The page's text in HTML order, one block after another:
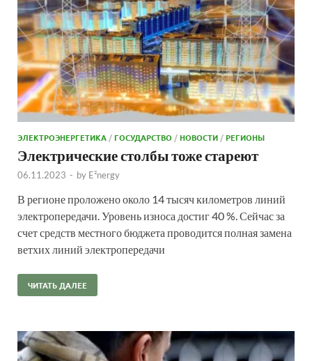
ЭЛЕКТРОЭНЕРГЕТИКА /ГОСУДАРСТВО /НОВОСТИ /РЕГИОНЫ
Электрические столбы тоже стареют
06.11.2023 - by E²nergy
В регионе проложено около 14 тысяч километров линий
электропередачи. Уровень износа достиг 40 %. Сейчас за
счет средств местного бюджета проводится полная замена
ветхих линий электропередачи
ЧИТАТЬ ДАЛЕЕ